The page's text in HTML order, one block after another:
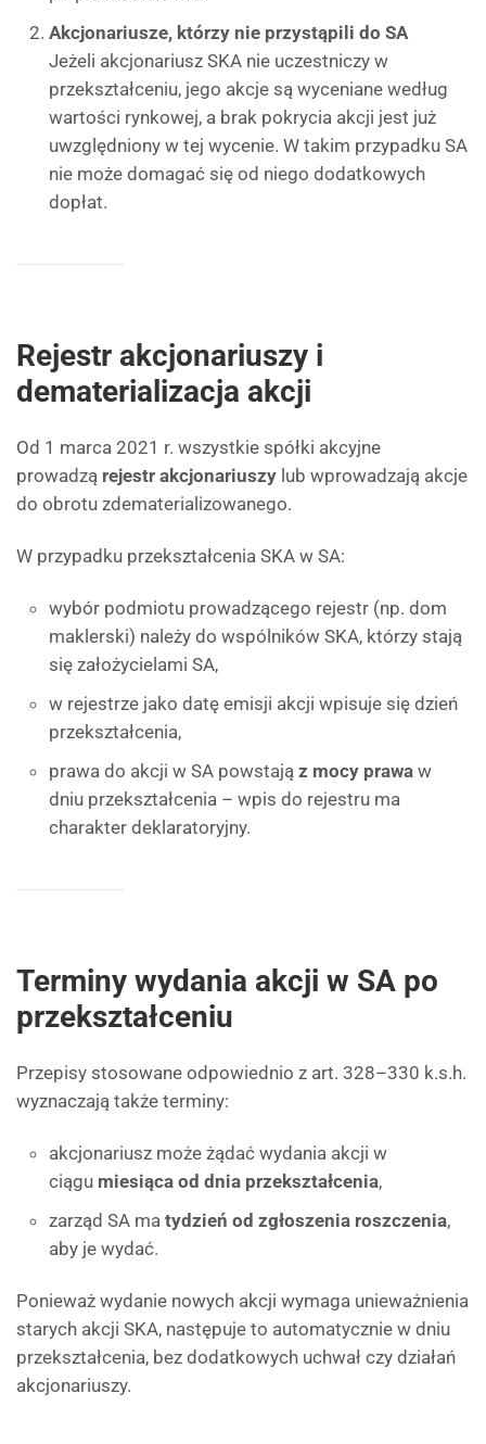
Akcjonariusze, którzy nie przystąpili do SA
Jeżeli akcjonariusz SKA nie uczestniczy w
przekształceniu, jego akcje są wyceniane według
wartości rynkowej, a brak pokrycia akcji jest już
uwzględniony w tej wycenie. W takim przypadku SA
nie może domagać się od niego dodatkowych
dopłat.
Rejestr akcjonariuszy i
dematerializacja akcji
Od 1 marca 2021 r. wszystkie spółki akcyjne
prowadzą rejestr akcjonariuszy lub wprowadzają akcje
do obrotu zdematerializowanego.
W przypadku przekształcenia SKA w SA:
wybór podmiotu prowadzącego rejestr (np. dom
maklerski) należy do wspólników SKA, którzy stają
się założycielami SA,
w rejestrze jako datę emisji akcji wpisuje się dzień
przekształcenia,
prawa do akcji w SA powstają z mocy prawa w
dniu przekształcenia – wpis do rejestru ma
charakter deklaratoryjny.
Terminy wydania akcji w SA po
przekształceniu
Przepisy stosowane odpowiednio z art. 328–330 k.s.h.
wyznaczają także terminy:
akcjonariusz może żądać wydania akcji w
ciągu miesiąca od dnia przekształcenia,
zarząd SA ma tydzień od zgłoszenia roszczenia,
aby je wydać.
Ponieważ wydanie nowych akcji wymaga unieważnienia
starych akcji SKA, następuje to automatycznie w dniu
przekształcenia, bez dodatkowych uchwał czy działań
akcjonariuszy.